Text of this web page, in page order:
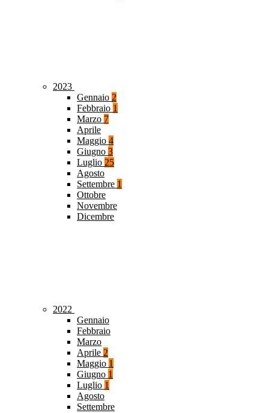
2023
Gennaio 2
Febbraio 1
Marzo 7
Aprile
Maggio 4
Giugno 3
Luglio 25
Agosto
Settembre 1
Ottobre
Novembre
Dicembre
2022
Gennaio
Febbraio
Marzo
Aprile 2
Maggio 1
Giugno 1
Luglio 1
Agosto
Settembre